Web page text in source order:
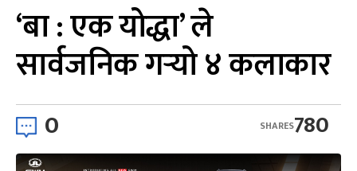
‘बा : एक योद्धा’ ले
सार्वजनिक गर्‍यो ४ कलाकार
0 780
SHARES